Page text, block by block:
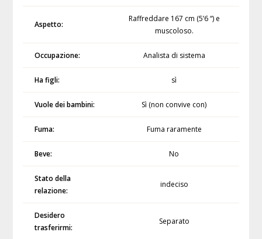
Aspetto:
Raffreddare 167 cm (5’6 “) e
muscoloso.
Occupazione: Analista di sistema
Ha figli: sì
Vuole dei bambini: Sì (non convive con)
Fuma: Fuma raramente
Beve: No
Stato della
relazione:
indeciso
Desidero
trasferirmi:
Separato